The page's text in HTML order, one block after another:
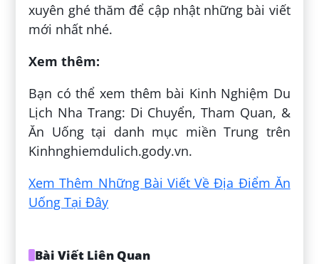
xuyên ghé thăm để cập nhật những bài viết
mới nhất nhé.
Xem thêm:
Bạn có thể xem thêm bài Kinh Nghiệm Du
Lịch Nha Trang: Di Chuyển, Tham Quan, &
Ăn Uống tại danh mục miền Trung trên
Kinhnghiemdulich.gody.vn.
Xem Thêm Những Bài Viết Về Địa Điểm Ăn
Uống Tại Đây
Bài Viết Liên Quan